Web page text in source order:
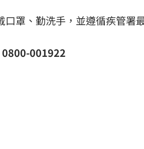
罩、勤洗手，並遵循疾管署
001922